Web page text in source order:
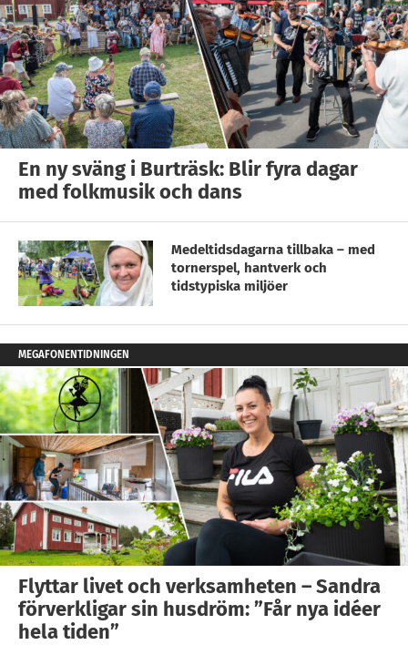
En ny sväng i Burträsk: Blir fyra dagar
med folkmusik och dans
Medeltidsdagarna tillbaka – med
tornerspel, hantverk och
tidstypiska miljöer
MEGAFONENTIDNINGEN
Flyttar livet och verksamheten – Sandra
förverkligar sin husdröm: ”Får nya idéer
hela tiden”